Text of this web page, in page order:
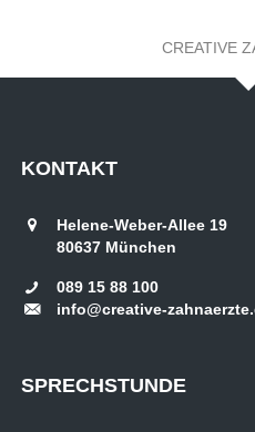
CREATIVE
KONTAKT
Helene-Weber-Allee 19
80637 München
089 15 88 100
info@creative-
SPRECHSTUNDE